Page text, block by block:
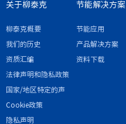
关于柳泰克
柳泰克概要
我们的历史
资质汇编
法律声明和隐私政策
国家/地区特定的声
明和/或附录
Cookie政策
隐私声明
节能解决方案
节能应用
产品解决方案
资料下载